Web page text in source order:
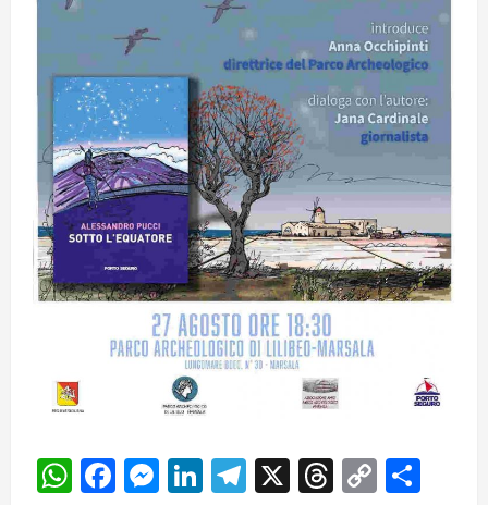
WhatsApp
Facebook
Messenger
LinkedIn
Telegram
X Threads
Copy